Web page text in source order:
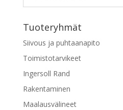
Voit
valinnat
tuotteen
sivulla.
Tuoteryhmät
Siivous ja puhtaanapito
Toimistotarvikeet
Ingersoll Rand
Rakentaminen
Maalausvälineet